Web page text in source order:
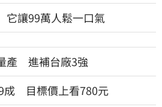
讓99萬人鬆一口氣
產 進補台廠3強
成 目標價上看780元